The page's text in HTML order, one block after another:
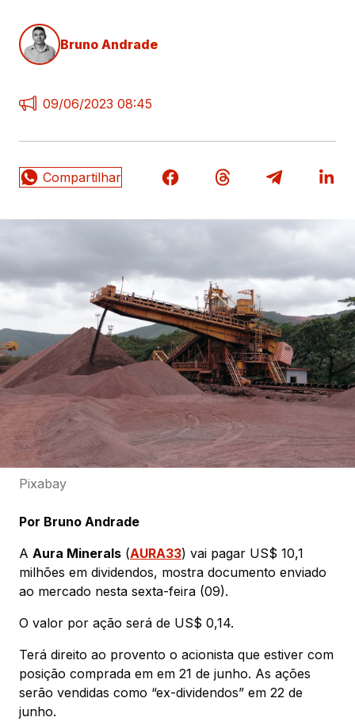
Bruno Andrade
09/06/2023 08:45
Pixabay
Por Bruno Andrade
A Aura Minerals (AURA33) vai pagar US$ 10,1
milhões em dividendos, mostra documento enviado
ao mercado nesta sexta-feira (09).
O valor por ação será de US$ 0,14.
Terá direito ao provento o acionista que estiver com
posição comprada em em 21 de junho. As ações
serão vendidas como “ex-dividendos” em 22 de
junho.